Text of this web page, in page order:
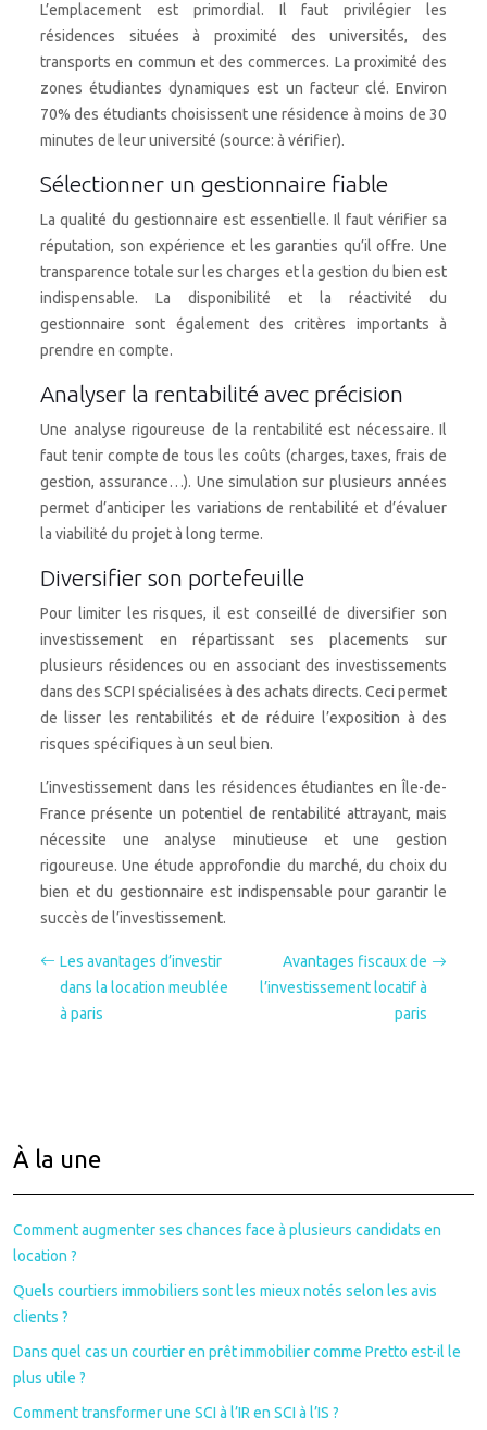
L’emplacement est primordial. Il faut privilégier les
résidences situées à proximité des universités, des
transports en commun et des commerces. La proximité des
zones étudiantes dynamiques est un facteur clé. Environ
70% des étudiants choisissent une résidence à moins de 30
minutes de leur université (source: à vérifier).
Sélectionner un gestionnaire fiable
La qualité du gestionnaire est essentielle. Il faut vérifier sa
réputation, son expérience et les garanties qu’il offre. Une
transparence totale sur les charges et la gestion du bien est
indispensable. La disponibilité et la réactivité du
gestionnaire sont également des critères importants à
prendre en compte.
Analyser la rentabilité avec précision
Une analyse rigoureuse de la rentabilité est nécessaire. Il
faut tenir compte de tous les coûts (charges, taxes, frais de
gestion, assurance…). Une simulation sur plusieurs années
permet d’anticiper les variations de rentabilité et d’évaluer
la viabilité du projet à long terme.
Diversifier son portefeuille
Pour limiter les risques, il est conseillé de diversifier son
investissement en répartissant ses placements sur
plusieurs résidences ou en associant des investissements
dans des SCPI spécialisées à des achats directs. Ceci permet
de lisser les rentabilités et de réduire l’exposition à des
risques spécifiques à un seul bien.
L’investissement dans les résidences étudiantes en Île-de-
France présente un potentiel de rentabilité attrayant, mais
nécessite une analyse minutieuse et une gestion
rigoureuse. Une étude approfondie du marché, du choix du
bien et du gestionnaire est indispensable pour garantir le
succès de l’investissement.
Les avantages d’investir
dans la location meublée
à paris
Avantages fiscaux de
l’investissement locatif à
paris
À la une
Comment augmenter ses chances face à plusieurs candidats en
location ?
Quels courtiers immobiliers sont les mieux notés selon les avis
clients ?
Dans quel cas un courtier en prêt immobilier comme Pretto est-il le
plus utile ?
Comment transformer une SCI à l’IR en SCI à l’IS ?